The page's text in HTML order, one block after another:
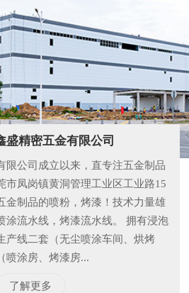
盛精密五金有限公司
限公司成立以来，直专注五金制品
市凤岗镇黄洞管理工业区工业路15
金制品的喷粉，烤漆！技术力量雄
涂流水线，烤漆流水线。 拥有浸泡
产线二套（无尘喷涂车间、烘烤
喷涂房、烤漆房...
了解更多